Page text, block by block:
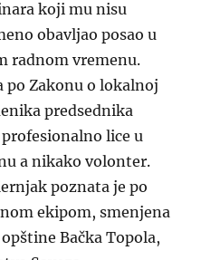
koji mu nisu
obavljao posao u
radnom vremenu.
po Zakonu o lokalnoj
predsednika
lice u
a nikako volonter.
poznata je po
ekipom, smenjena
Bačka Topola,